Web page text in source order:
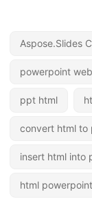
Aspose.Slides
powerpoint
ppt html
convert html to
insert html into
html